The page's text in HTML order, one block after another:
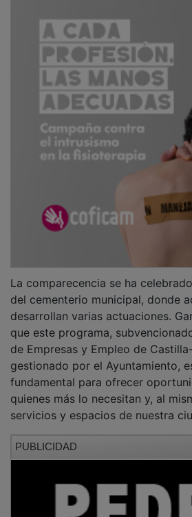
del cementerio municipal, donde
desarrollan varias actuaciones.
que este programa,
de Empresas y Empleo de
gestionado por el Ayuntamiento,
fundamental para ofrecer
quienes más lo necesitan y, al
servicios y espacios de nuestra